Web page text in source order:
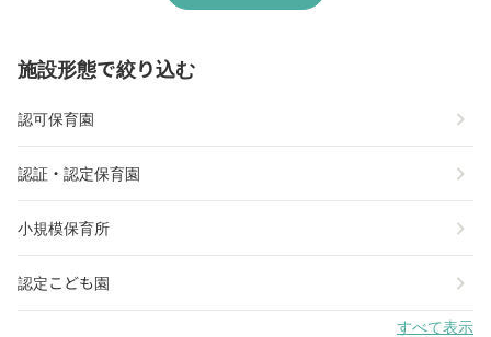
施設形態で絞り込む
認可保育園 chevron_right
認証・認定保育園 chevron_right
小規模保育所 chevron_right
認定こども園 chevron_right
すべて表示